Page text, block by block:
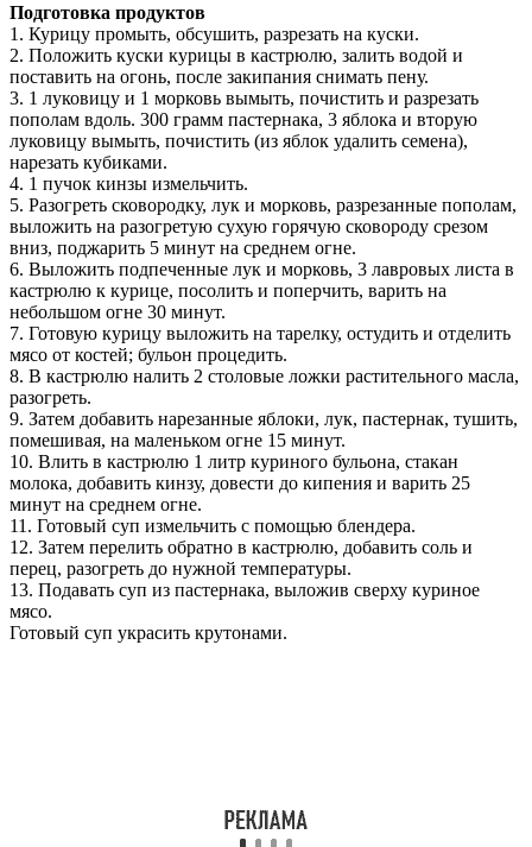
Подготовка продуктов
1. Курицу промыть, обсушить, разрезать на куски.
2. Положить куски курицы в кастрюлю, залить водой и
поставить на огонь, после закипания снимать пену.
3. 1 луковицу и 1 морковь вымыть, почистить и разрезать
пополам вдоль. 300 грамм пастернака, 3 яблока и вторую
луковицу вымыть, почистить (из яблок удалить семена),
нарезать кубиками.
4. 1 пучок кинзы измельчить.
5. Разогреть сковородку, лук и морковь, разрезанные пополам,
выложить на разогретую сухую горячую сковороду срезом
вниз, поджарить 5 минут на среднем огне.
6. Выложить подпеченные лук и морковь, 3 лавровых листа в
кастрюлю к курице, посолить и поперчить, варить на
небольшом огне 30 минут.
7. Готовую курицу выложить на тарелку, остудить и отделить
мясо от костей; бульон процедить.
8. В кастрюлю налить 2 столовые ложки растительного масла,
разогреть.
9. Затем добавить нарезанные яблоки, лук, пастернак, тушить,
помешивая, на маленьком огне 15 минут.
10. Влить в кастрюлю 1 литр куриного бульона, стакан
молока, добавить кинзу, довести до кипения и варить 25
минут на среднем огне.
11. Готовый суп измельчить с помощью блендера.
12. Затем перелить обратно в кастрюлю, добавить соль и
перец, разогреть до нужной температуры.
13. Подавать суп из пастернака, выложив сверху куриное
мясо.
Готовый суп украсить крутонами.